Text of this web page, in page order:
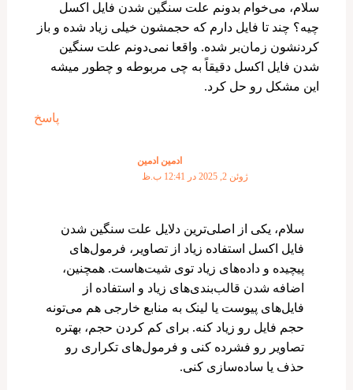
سلام، می‌خوام بدونم علت سنگین شدن فایل اکسل
چیه؟ چند تا فایل دارم که حجمشون خیلی زیاد شده و باز
کردنشون زمان‌بر شده. واقعا نمی‌دونم علت سنگین
شدن فایل اکسل دقیقاً به چی مربوطه و چطور میشه
این مشکل رو حل کرد.
پاسخ
ادمین ادمین
ژوئن 2, 2025 در 12:41 ب.ظ
سلام، یکی از اصلی‌ترین دلایل علت سنگین شدن
فایل اکسل استفاده زیاد از تصاویر، فرمول‌های
پیچیده و داده‌های زیاد توی شیت‌هاست. همچنین،
اضافه شدن قالب‌بندی‌های زیاد و استفاده از
فایل‌های پیوست یا لینک به منابع خارجی هم می‌تونه
حجم فایل رو زیاد کنه. برای کم کردن حجم، بهتره
تصاویر رو فشرده کنی و فرمول‌های تکراری رو
حذف یا ساده‌سازی کنی.